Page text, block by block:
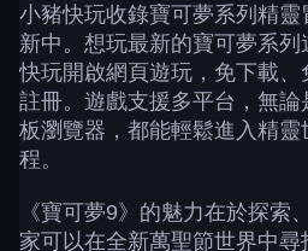
小豬快玩收錄寶可夢系列精
新中。想玩最新的寶可夢系
快玩開啟網頁遊玩，免下載
註冊。遊戲支援多平台，無
板瀏覽器，都能輕鬆進入精
程。
《寶可夢9》的魅力在於探索
家可以在全新萬聖節世界中